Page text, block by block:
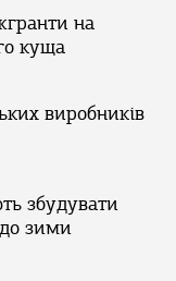
на
куща
виробників
збудувати
до зими